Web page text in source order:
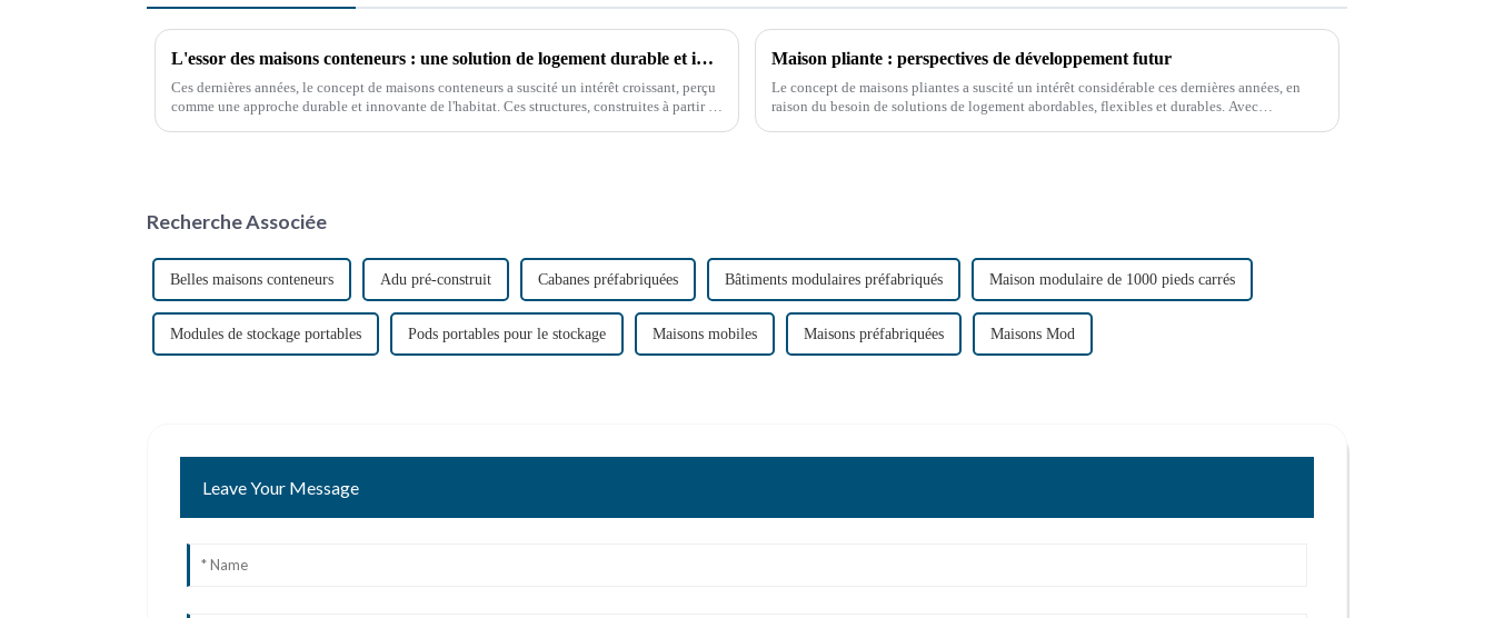
L'essor des maisons conteneurs : une solution de logement durable et innovante
Ces dernières années, le concept de maisons conteneurs a suscité un intérêt croissant, perçu
comme une approche durable et innovante de l'habitat. Ces structures, construites à partir de
Maison pliante : perspectives de développement futur
Le concept de maisons pliantes a suscité un intérêt considérable ces dernières années, en
raison du besoin de solutions de logement abordables, flexibles et durables. Avec
Recherche Associée
Belles maisons conteneurs Adu pré-construit Cabanes préfabriquées Bâtiments modulaires préfabriqués Maison modulaire de 1000 pieds carrés
Modules de stockage portables Pods portables pour le stockage Maisons mobiles Maisons préfabriquées Maisons Mod
Leave Your Message